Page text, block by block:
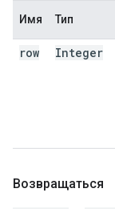
Имя Тип
row Integer
Возвращаться